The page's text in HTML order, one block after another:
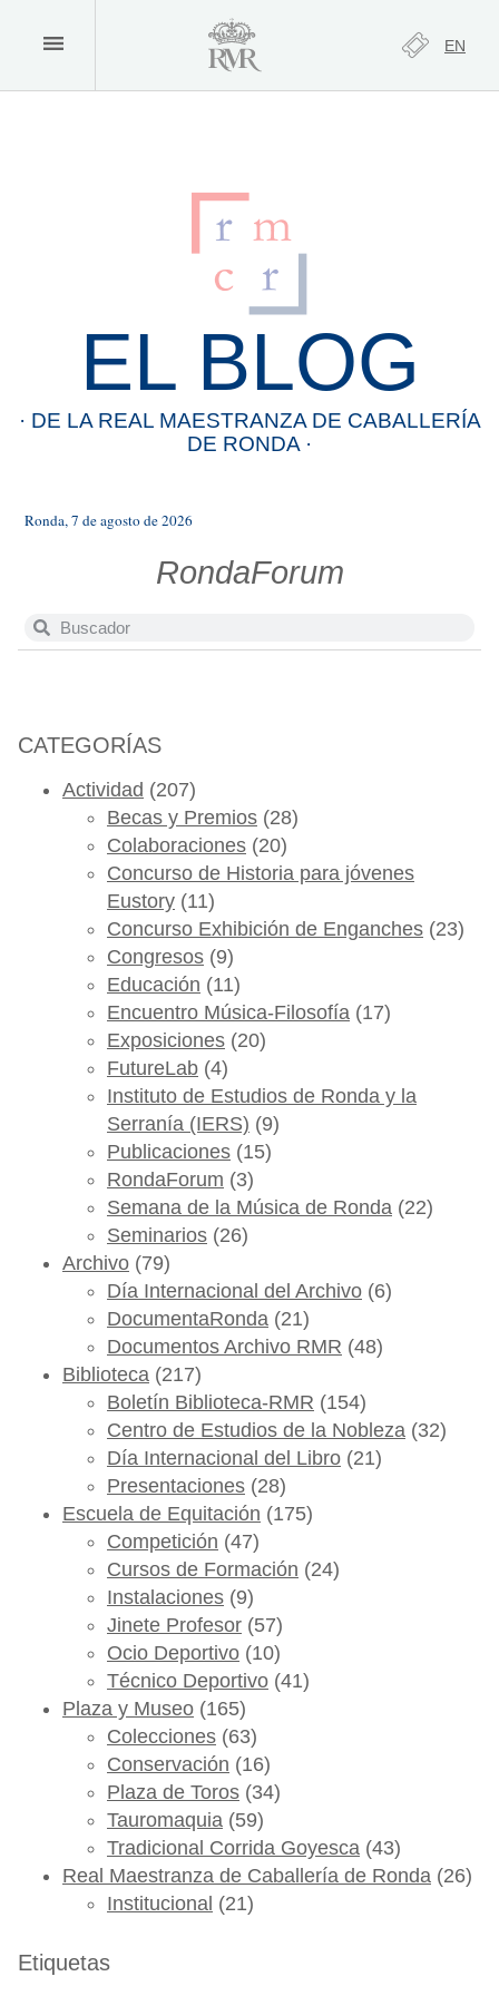
EN
EL BLOG
· DE LA REAL MAESTRANZA DE CABALLERÍA
DE RONDA ·
Ronda, 7 de agosto de 2026
RondaForum
CATEGORÍAS
Actividad (207)
Becas y Premios (28)
Colaboraciones (20)
Concurso de Historia para jóvenes
Eustory (11)
Concurso Exhibición de Enganches (23)
Congresos (9)
Educación (11)
Encuentro Música-Filosofía (17)
Exposiciones (20)
FutureLab (4)
Instituto de Estudios de Ronda y la
Serranía (IERS) (9)
Publicaciones (15)
RondaForum (3)
Semana de la Música de Ronda (22)
Seminarios (26)
Archivo (79)
Día Internacional del Archivo (6)
DocumentaRonda (21)
Documentos Archivo RMR (48)
Biblioteca (217)
Boletín Biblioteca-RMR (154)
Centro de Estudios de la Nobleza (32)
Día Internacional del Libro (21)
Presentaciones (28)
Escuela de Equitación (175)
Competición (47)
Cursos de Formación (24)
Instalaciones (9)
Jinete Profesor (57)
Ocio Deportivo (10)
Técnico Deportivo (41)
Plaza y Museo (165)
Colecciones (63)
Conservación (16)
Plaza de Toros (34)
Tauromaquia (59)
Tradicional Corrida Goyesca (43)
Real Maestranza de Caballería de Ronda (26)
Institucional (21)
Etiquetas